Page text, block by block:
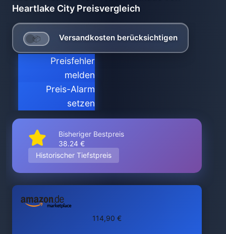
Heartlake City Preisvergleich
Versandkosten berücksichtigen
Preisfehler
melden
Preis-Alarm
setzen
Bisheriger Bestpreis
38.24 €
Historischer Tiefstpreis
114,90 €